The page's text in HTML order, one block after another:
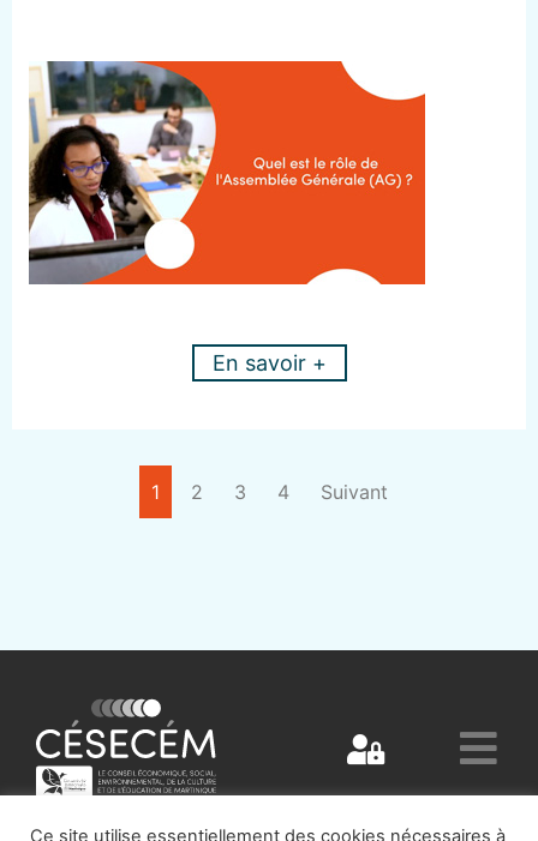
En savoir +
1 2 3 4 Suivant
Ce site utilise essentiellement des cookies nécessaires à